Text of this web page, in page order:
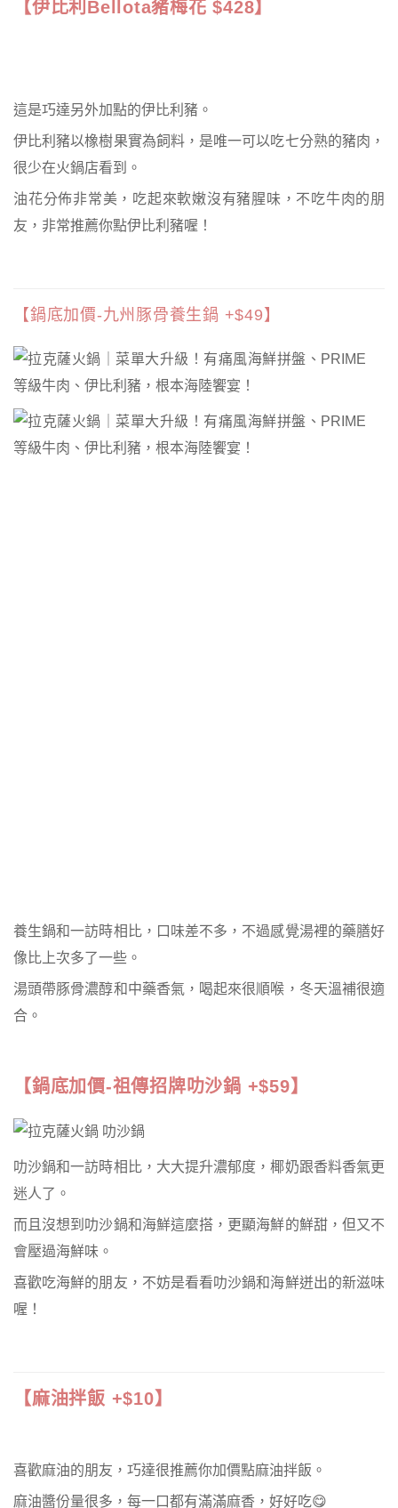
【伊比利Bellota豬梅花 $428】
這是巧達另外加點的伊比利豬。
伊比利豬以橡樹果實為飼料，是唯一可以吃七分熟的豬肉，
很少在火鍋店看到。
油花分佈非常美，吃起來軟嫩沒有豬腥味，不吃牛肉的朋
友，非常推薦你點伊比利豬喔！
【鍋底加價-九州豚骨養生鍋 +$49】
養生鍋和一訪時相比，口味差不多，不過感覺湯裡的藥膳好
像比上次多了一些。
湯頭帶豚骨濃醇和中藥香氣，喝起來很順喉，冬天溫補很適
合。
【鍋底加價-祖傳招牌叻沙鍋 +$59】
叻沙鍋和一訪時相比，大大提升濃郁度，椰奶跟香料香氣更
迷人了。
而且沒想到叻沙鍋和海鮮這麼搭，更顯海鮮的鮮甜，但又不
會壓過海鮮味。
喜歡吃海鮮的朋友，不妨是看看叻沙鍋和海鮮迸出的新滋味
喔！
【麻油拌飯 +$10】
喜歡麻油的朋友，巧達很推薦你加價點麻油拌飯。
麻油醬份量很多，每一口都有滿滿麻香，好好吃😋